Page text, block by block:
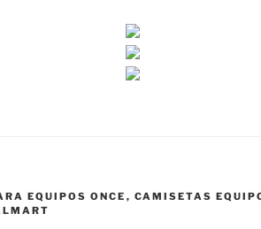
EQUIPOS ONCE , CAMISETAS